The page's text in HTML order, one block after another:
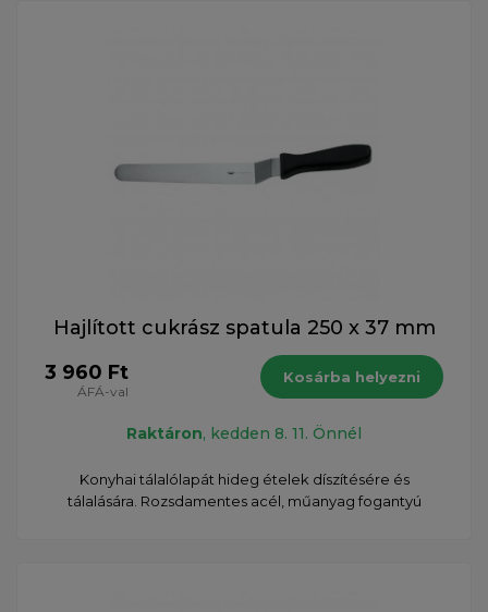
Hajlított cukrász spatula 250 x 37 mm
3 960 Ft
ÁFÁ-val
Kosárba helyezni
Raktáron, kedden 8. 11. Önnél
Konyhai tálalólapát hideg ételek díszítésére és
tálalására. Rozsdamentes acél, műanyag fogantyú